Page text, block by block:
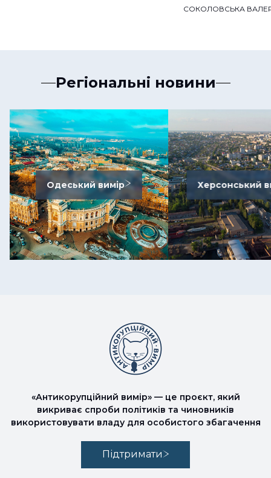
СОКОЛОВСЬКА
Регіональні новини
Одеський вимір Херсонський
«Антикорупційний вимір» — це проєкт, який
викриває спроби політиків та чиновників
використовувати владу для особистого збагачення
Підтримати